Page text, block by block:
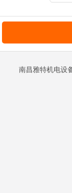
南昌雅特机电设